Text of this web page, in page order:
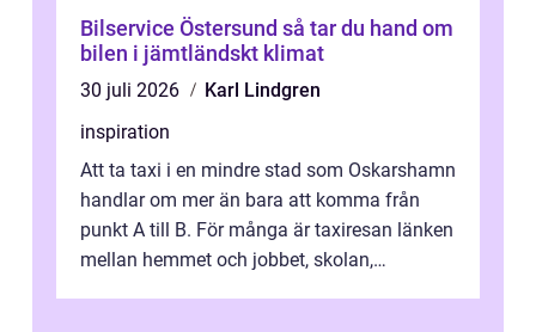
Bilservice Östersund så tar du hand om
bilen i jämtländskt klimat
30 juli 2026
Karl Lindgren
inspiration
Att ta taxi i en mindre stad som Oskarshamn
handlar om mer än bara att komma från
punkt A till B. För många är taxiresan länken
mellan hemmet och jobbet, skolan,